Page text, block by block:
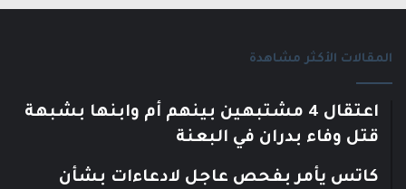
المقالات الأكثر مشاهدة
اعتقال 4 مشتبهين بينهم أم وابنها بشبهة
قتل وفاء بدران في البعنة
كاتس يأمر بفحص عاجل لادعاءات بشأن